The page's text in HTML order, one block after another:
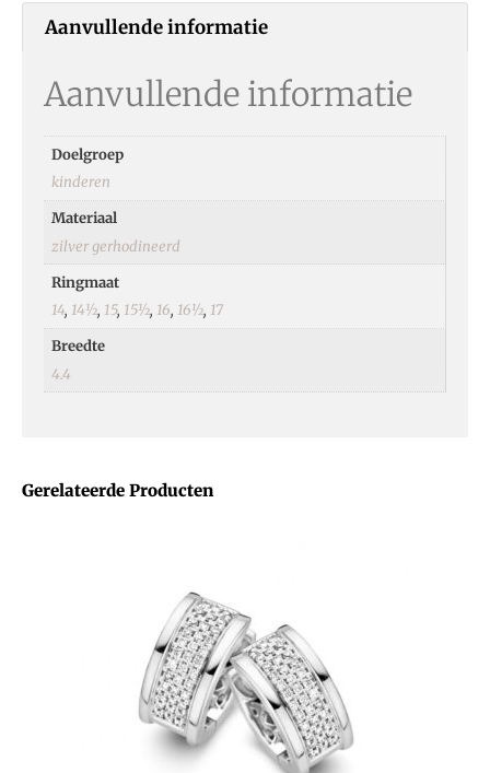
Gerelateerde Producten
Aanvullende informatie
Aanvullende informatie
Doelgroep
kinderen
Materiaal
zilver gerhodineerd
Ringmaat
14, 14½, 15, 15½, 16, 16½, 17
Breedte
4.4